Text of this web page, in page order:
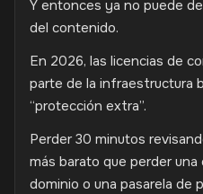
Y entonces ya no puede
del contenido.
En 2026, las licencias de
parte de la infraestructura
“protección extra”.
Perder 30 minutos
más barato que perder una
dominio o una pasarela de